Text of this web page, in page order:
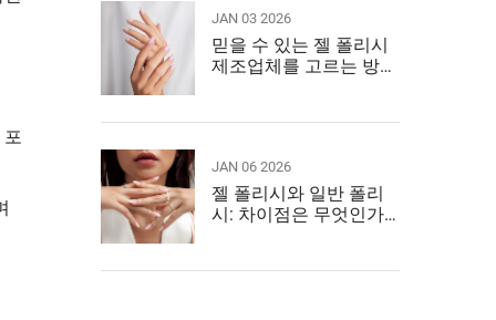
포
JAN 03 2026
믿을 수 있는 젤 폴리시
제조업체를 고르는 방법
JAN 06 2026
젤 폴리시와 일반 폴리
시: 차이점은 무엇인가